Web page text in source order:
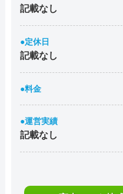
記載なし
●定休日
記載なし
●料金
●運営実績
記載なし